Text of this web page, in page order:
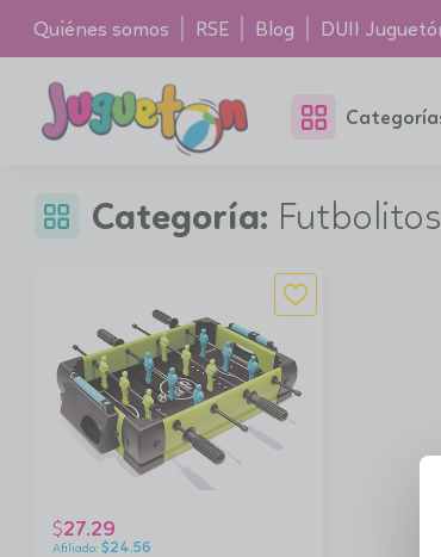
Quiénes somos RSE Blog DUII
Categoría: Futbolitos
$27.29
$24.56